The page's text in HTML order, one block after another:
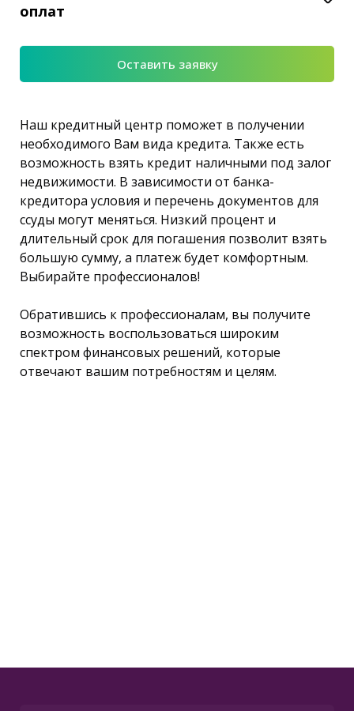
оплат
Оставить заявку
Наш кредитный центр поможет в получении
необходимого Вам вида кредита. Также есть
возможность взять кредит наличными под залог
недвижимости. В зависимости от банка-
кредитора условия и перечень документов для
ссуды могут меняться. Низкий процент и
длительный срок для погашения позволит взять
большую сумму, а платеж будет комфортным.
Выбирайте профессионалов!
Обратившись к профессионалам, вы получите
возможность воспользоваться широким
спектром финансовых решений, которые
отвечают вашим потребностям и целям.